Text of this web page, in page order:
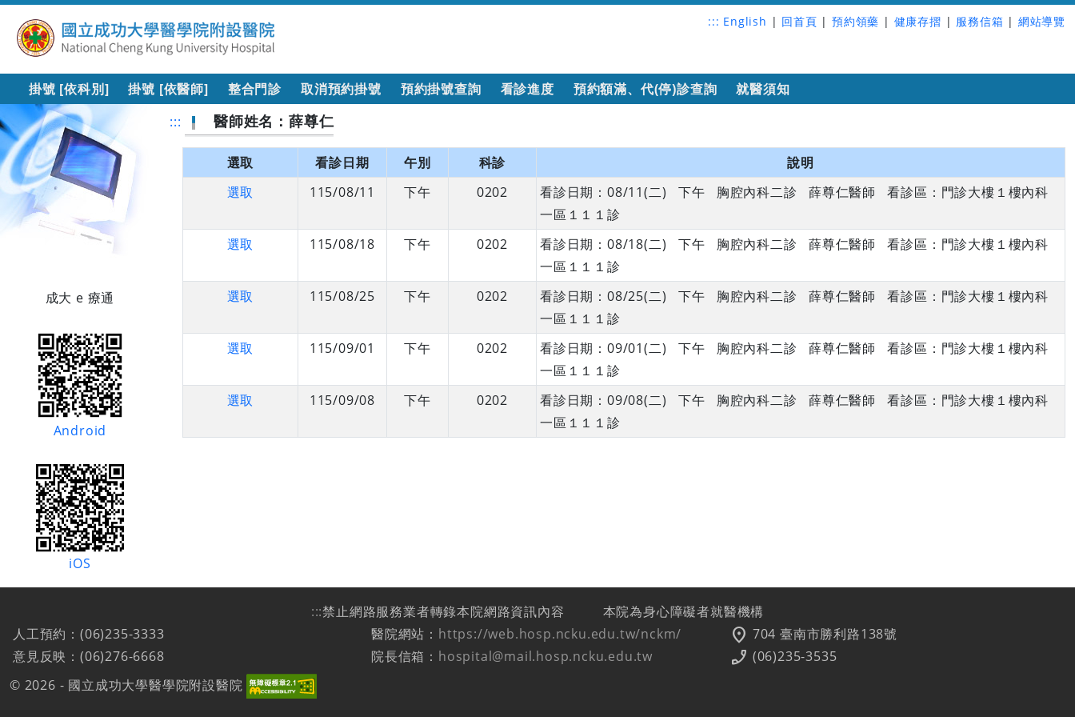
::: English | 回首頁 | 預約領藥 | 健康存摺 | 服務信箱 | 網站導覽
掛號 [依科別] 掛號 [依醫師] 整合門診 取消預約掛號 預約掛號查詢 看診進度 預約額滿、代(停)診查詢 就醫須知
成大 e 療通
Android
iOS
::: 醫師姓名：薛尊仁
選取 看診日期 午別 科診
說明
選取
115/08/11 下午 0202
看診日期：08/11(二) 下午 胸腔內科二診 薛尊仁醫師 看診區：門診大樓１樓內科
一區１１１診
選取
115/08/18 下午 0202
看診日期：08/18(二) 下午 胸腔內科二診 薛尊仁醫師 看診區：門診大樓１樓內科
一區１１１診
選取
115/08/25 下午 0202
看診日期：08/25(二) 下午 胸腔內科二診 薛尊仁醫師 看診區：門診大樓１樓內科
一區１１１診
選取
115/09/01 下午 0202
看診日期：09/01(二) 下午 胸腔內科二診 薛尊仁醫師 看診區：門診大樓１樓內科
一區１１１診
選取
115/09/08 下午 0202
看診日期：09/08(二) 下午 胸腔內科二診 薛尊仁醫師 看診區：門診大樓１樓內科
一區１１１診
:::禁止網路服務業者轉錄本院網路資訊內容
本院為身心障礙者就醫機構
人工預約：(06)235-3333
意見反映：(06)276-6668
醫院網站： https://web.hosp.ncku.edu.tw/nckm/
院長信箱： hospital@mail.hosp.ncku.edu.tw
location_on 704 臺南市勝利路138號
phone_enabled (06)235-3535
© 2026 - 國立成功大學醫學院附設醫院